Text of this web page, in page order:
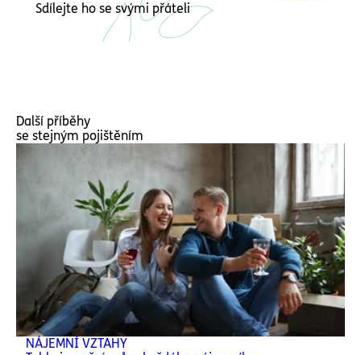
Sdílejte ho se svými přáteli
Další příběhy
se stejným pojištěním
NÁJEMNÍ VZTAHY